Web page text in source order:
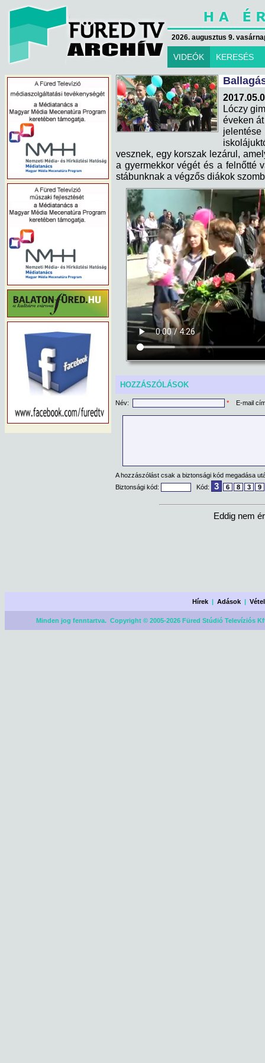
2026. augusztus 9.
VIDEÓK KERESÉS
Lóczy
éveken
vesznek, egy korszak lezárul,
a gyermekkor végét és a felnőtté
stábunknak a végzős diákok
HOZZÁSZÓLÁSOK
Név: * E-mail
A hozzászólást csak a biztonsági kód megadása
Biztonsági kód:
Kód: 3 6 8 3 9
Eddig nem
Hírek |Adások |
Minden jog fenntartva. Copyright © 2005-2026 Füred Stúdió Televíziós